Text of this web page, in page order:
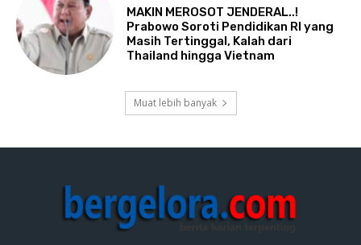
MAKIN MEROSOT JENDERAL..!
Prabowo Soroti Pendidikan RI yang
Masih Tertinggal, Kalah dari
Thailand hingga Vietnam
Muat lebih banyak